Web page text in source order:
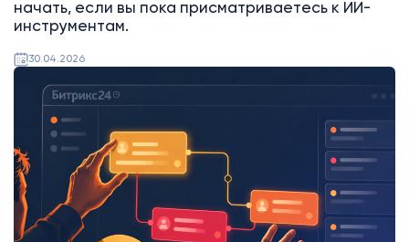
начать, если вы пока присматриваетесь к ИИ-
инструментам.
30.04.2026
Битрикс24